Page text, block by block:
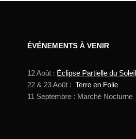
ÉVÉNEMENTS À VENIR
12 Août : Éclipse Partielle du Soleil
22 & 23 Août : Terre en Folie
11 Septembre : Marché Nocturne